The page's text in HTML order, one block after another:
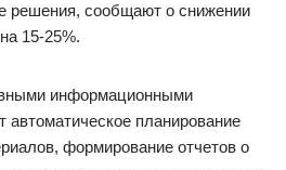
решения, сообщают о снижении
15-25%.
информационными
автоматическое планирование
формирование отчетов о